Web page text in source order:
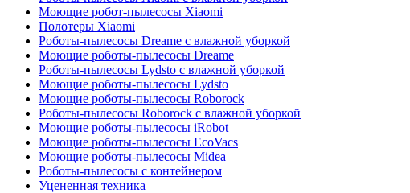
Моющие робот-пылесосы Xiaomi
Полотеры Xiaomi
Роботы-пылесосы Dreame с влажной уборкой
Моющие роботы-пылесосы Dreame
Роботы-пылесосы Lydsto с влажной уборкой
Моющие роботы-пылесосы Lydsto
Моющие роботы-пылесосы Roborock
Роботы-пылесосы Roborock с влажной уборкой
Моющие роботы-пылесосы iRobot
Моющие роботы-пылесосы EcoVacs
Моющие роботы-пылесосы Midea
Роботы-пылесосы с контейнером
Уцененная техника